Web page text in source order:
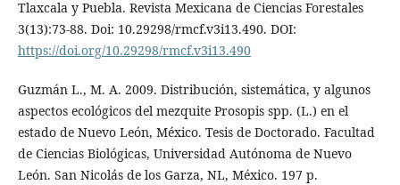
Tlaxcala y Puebla. Revista Mexicana de Ciencias Forestales
3(13):73-88. Doi: 10.29298/rmcf.v3i13.490. DOI:
https://doi.org/10.29298/rmcf.v3i13.490
Guzmán L., M. A. 2009. Distribución, sistemática, y algunos
aspectos ecológicos del mezquite Prosopis spp. (L.) en el
estado de Nuevo León, México. Tesis de Doctorado. Facultad
de Ciencias Biológicas, Universidad Autónoma de Nuevo
León. San Nicolás de los Garza, NL, México. 197 p.